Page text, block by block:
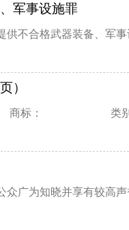
军事设施罪
不合格武器装备、军事
）
页） 商标： 类
众广为知晓并享有较高